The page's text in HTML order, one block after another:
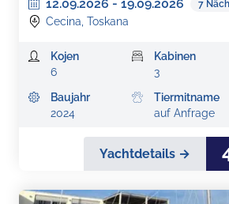
12.09.2026 - 19.09.2026 7
Cecina, Toskana
Kojen
6
Kabinen
3
Baujahr
2024
Tiermitname
auf Anfrage
Yachtdetails →